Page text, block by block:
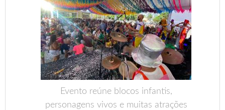
Evento reúne blocos infantis,
personagens vivos e muitas atrações